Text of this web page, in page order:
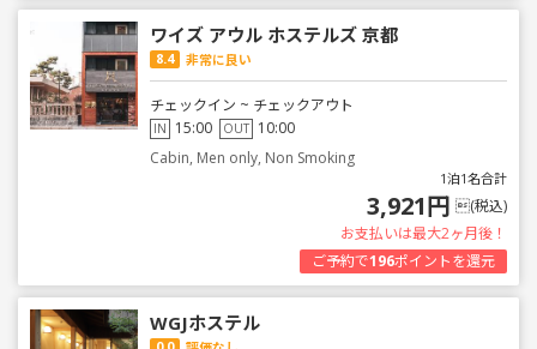
ワイズ アウル ホステルズ 京都
8.4 非常に良い
チェックイン ~ チェックアウト
IN 15:00 OUT 10:00
Cabin, Men only, Non Smoking
1泊1名合計
3,921円 (税込)
お支払いは最大2ヶ月後！
ご予約で196ポイントを還元
WGJホステル